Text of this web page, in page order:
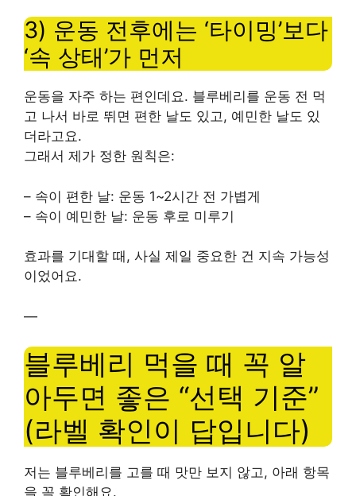
3) 운동 전후에는 ‘타이밍’보다
‘속 상태’가 먼저
운동을 자주 하는 편인데요. 블루베리를 운동 전 먹
고 나서 바로 뛰면 편한 날도 있고, 예민한 날도 있
더라고요.
그래서 제가 정한 원칙은:
– 속이 편한 날: 운동 1~2시간 전 가볍게
– 속이 예민한 날: 운동 후로 미루기
효과를 기대할 때, 사실 제일 중요한 건 지속 가능성
이었어요.
—
블루베리 먹을 때 꼭 알
아두면 좋은 “선택 기준”
(라벨 확인이 답입니다)
저는 블루베리를 고를 때 맛만 보지 않고, 아래 항목
을 꼭 확인해요.